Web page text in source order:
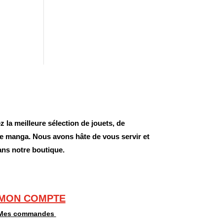
la meilleure sélection de jouets, de
Nous avons hâte de vous servir et
notre boutique.
COMPTE
commandes